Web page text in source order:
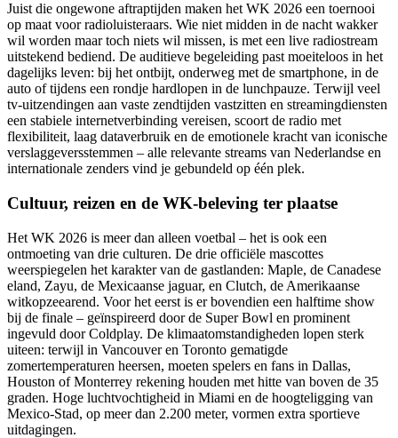
Juist die ongewone aftraptijden maken het WK 2026 een toernooi
op maat voor radioluisteraars. Wie niet midden in de nacht wakker
wil worden maar toch niets wil missen, is met een live radiostream
uitstekend bediend. De auditieve begeleiding past moeiteloos in het
dagelijks leven: bij het ontbijt, onderweg met de smartphone, in de
auto of tijdens een rondje hardlopen in de lunchpauze. Terwijl veel
tv-uitzendingen aan vaste zendtijden vastzitten en streamingdiensten
een stabiele internetverbinding vereisen, scoort de radio met
flexibiliteit, laag dataverbruik en de emotionele kracht van iconische
verslaggeversstemmen – alle relevante streams van Nederlandse en
internationale zenders vind je gebundeld op één plek.
Cultuur, reizen en de WK-beleving ter plaatse
Het WK 2026 is meer dan alleen voetbal – het is ook een
ontmoeting van drie culturen. De drie officiële mascottes
weerspiegelen het karakter van de gastlanden: Maple, de Canadese
eland, Zayu, de Mexicaanse jaguar, en Clutch, de Amerikaanse
witkopzeearend. Voor het eerst is er bovendien een halftime show
bij de finale – geïnspireerd door de Super Bowl en prominent
ingevuld door Coldplay. De klimaatomstandigheden lopen sterk
uiteen: terwijl in Vancouver en Toronto gematigde
zomertemperaturen heersen, moeten spelers en fans in Dallas,
Houston of Monterrey rekening houden met hitte van boven de 35
graden. Hoge luchtvochtigheid in Miami en de hoogteligging van
Mexico-Stad, op meer dan 2.200 meter, vormen extra sportieve
uitdagingen.